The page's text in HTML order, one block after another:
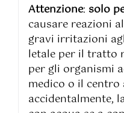
Attenzione: solo
causare reazioni
gravi irritazioni
letale per il tratto
per gli organismi
medico o il
accidentalmente,